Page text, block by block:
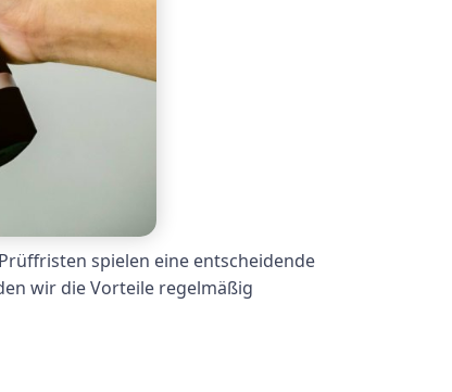
spielen eine entscheidende
wir die Vorteile regelmäßig